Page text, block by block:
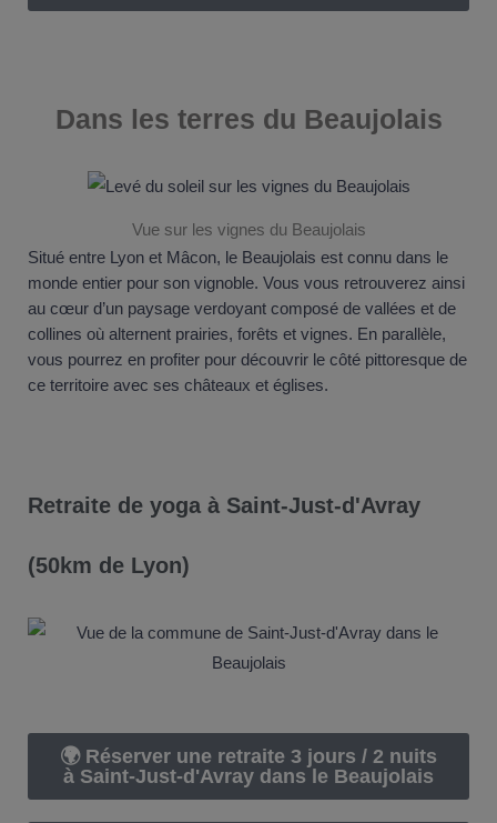
Dans les terres du Beaujolais
Vue sur les vignes du Beaujolais
Situé entre Lyon et Mâcon, le Beaujolais est connu dans le
monde entier pour son vignoble. Vous vous retrouverez ainsi
au cœur d’un paysage verdoyant composé de vallées et de
collines où alternent prairies, forêts et vignes. En parallèle,
vous pourrez en profiter pour découvrir le côté pittoresque de
ce territoire avec ses châteaux et églises.
Retraite de yoga à Saint-Just-d'Avray
(50km de Lyon)
🌍 Réserver une retraite 3 jours / 2 nuits
à Saint-Just-d'Avray dans le Beaujolais